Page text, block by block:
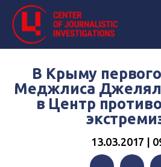
В Крыму
Меджлиса
в Центр
13.03.2017 |